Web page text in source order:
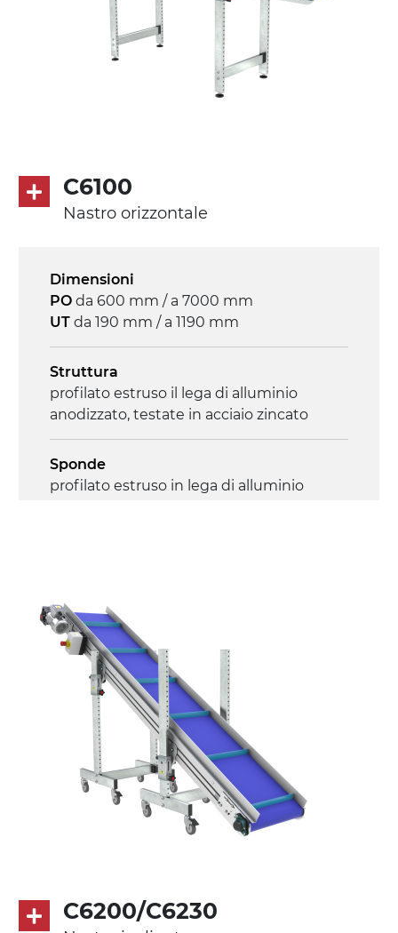
Tappeto
PU superficie blue opaco
profili di trasporto in PU
230/400Vac-50Hz-3F
Controllo
on/off, E-Stop, protezione termica motore
C6100
Nastro orizzontale
Dimensioni
PO da 600 mm / a 7000 mm
UT da 190 mm / a 1190 mm
Struttura
profilato estruso il lega di alluminio
anodizzato, testate in acciaio zincato
Sponde
profilato estruso in lega di alluminio
pressofuso, gambe in tubolare in metallo
zincato, piedini di livellamento
Tappeto
PU superficie blue opaco RAL 5002
Trasmissione
diretta in traino (lato sinistro), motore
asincrono trifase multi tensione
230/400Vac-50Hz-3F
C6200/C6230